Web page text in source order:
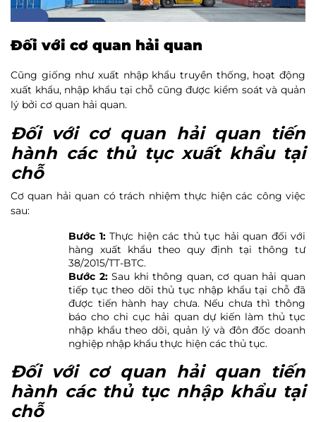
Đối với cơ quan hải quan
Cũng giống như xuất nhập khẩu truyền thống, hoạt động
xuất khẩu, nhập khẩu tại chỗ cũng được kiểm soát và quản
lý bởi cơ quan hải quan.
Đối với cơ quan hải quan tiến
hành các thủ tục xuất khẩu tại
chỗ
Cơ quan hải quan có trách nhiệm thực hiện các công việc
sau:
Bước 1: Thực hiện các thủ tục hải quan đối với
hàng xuất khẩu theo quy định tại thông tư
38/2015/TT-BTC.
Bước 2:Sau khi thông quan, cơ quan hải quan
tiếp tục theo dõi thủ tục nhập khẩu tại chỗ đã
được tiến hành hay chưa. Nếu chưa thì thông
báo cho chi cục hải quan dự kiến làm thủ tục
nhập khẩu theo dõi, quản lý và đôn đốc doanh
nghiệp nhập khẩu thực hiện các thủ tục.
Đối với cơ quan hải quan tiến
hành các thủ tục nhập khẩu tại
chỗ